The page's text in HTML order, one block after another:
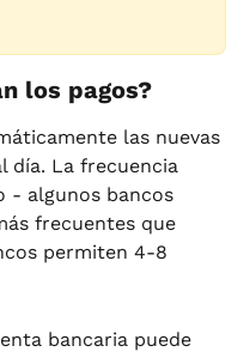
los pagos?
las nuevas
día. La frecuencia
- algunos bancos
frecuentes que
permiten 4-8
bancaria puede